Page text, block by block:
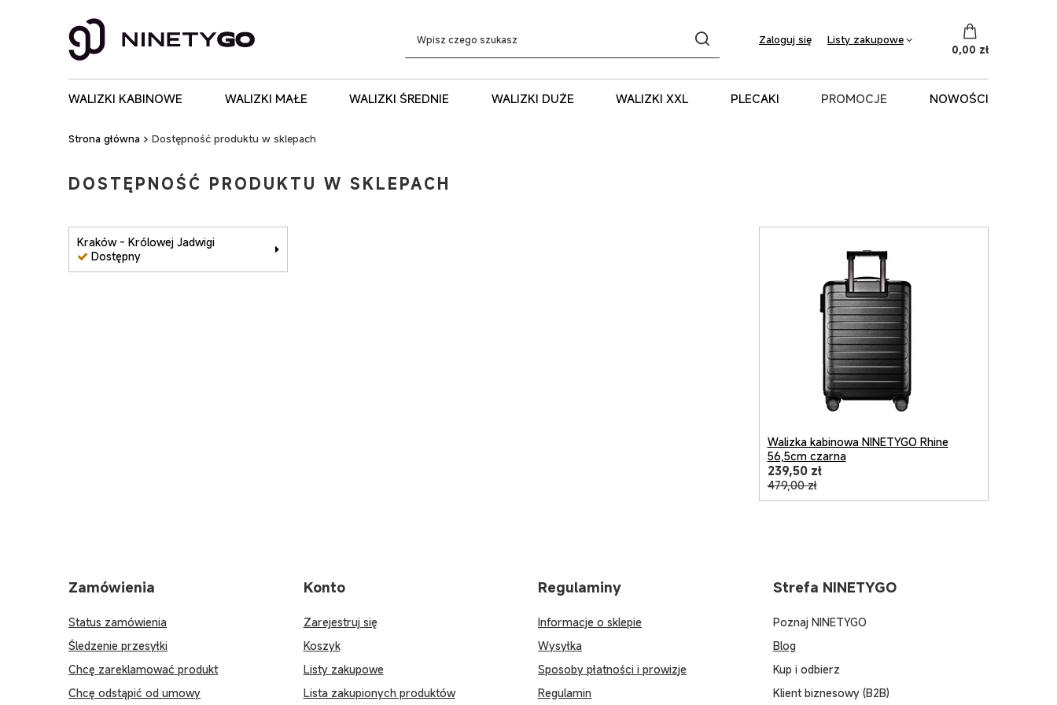
Zaloguj się Listy zakupowe
0,00 zł
WALIZKI KABINOWE WALIZKI MAŁE WALIZKI ŚREDNIE WALIZKI DUŻE WALIZKI XXL PLECAKI PROMOCJE NOWOŚCI
Strona główna Dostępność produktu w sklepach
DOSTĘPNOŚĆ PRODUKTU W SKLEPACH
Walizka kabinowa NINETYGO Rhine
56,5cm czarna
239,50 zł
479,00 zł
Kraków - Królowej Jadwigi
Dostępny
Zamówienia
Status zamówienia
Śledzenie przesyłki
Chcę zareklamować produkt
Chcę odstąpić od umowy
Konto
Zarejestruj się
Koszyk
Listy zakupowe
Lista zakupionych produktów
Regulaminy
Informacje o sklepie
Wysyłka
Sposoby płatności i prowizje
Regulamin
Strefa NINETYGO
Poznaj NINETYGO
Blog
Kup i odbierz
Klient biznesowy (B2B)